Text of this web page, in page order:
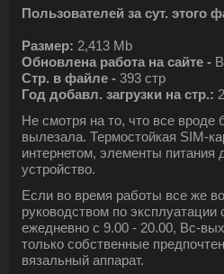
Пользователей за сут. этого
Размер: 2,413 Mb
Обновлена работа на сайте -
Стр. в файле - 393 стр
Год добавл. загрузки на стр.:
Не смотря на то, что все вроде
вылезала. Термостойкая SIM-
интернетом, элементы
устройство.
Если во время работы все же
руководством по
ежедневно с 9.00 - 20.00, Вс-
только собственные
вязальный аппарат.